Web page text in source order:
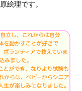
絵理です。